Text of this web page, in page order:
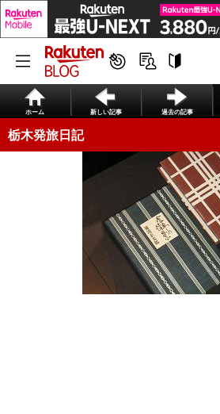
ホーム 新しい記事 過去の記事
栃木発旅日記